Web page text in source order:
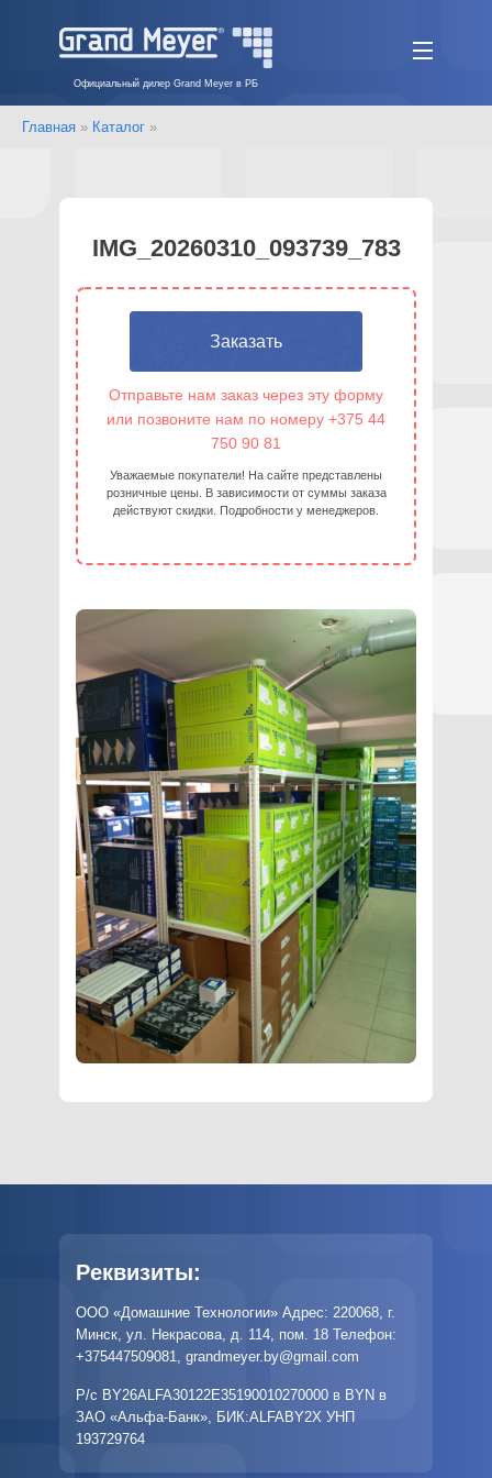
Официальный дилер Grand Meyer в РБ
Главная » Каталог »
IMG_20260310_093739_783
Заказать
Отправьте нам заказ через эту форму
или позвоните нам по номеру +375 44
750 90 81
Уважаемые покупатели! На сайте представлены
розничные цены. В зависимости от суммы заказа
действуют скидки. Подробности у менеджеров.
Реквизиты:
ООО «Домашние Технологии» Адрес: 220068, г.
Минск, ул. Некрасова, д. 114, пом. 18 Телефон:
+375447509081, grandmeyer.by@gmail.com
Р/с BY26ALFA30122E35190010270000 в BYN в
ЗАО «Альфа-Банк», БИК:ALFABY2X УНП
193729764